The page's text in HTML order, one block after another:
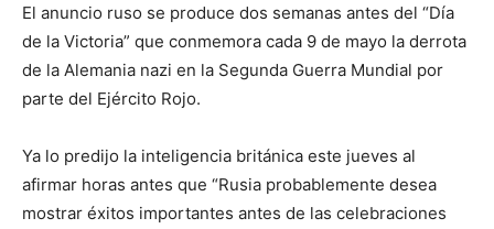
El anuncio ruso se produce dos semanas antes del “Día
de la Victoria” que conmemora cada 9 de mayo la derrota
de la Alemania nazi en la Segunda Guerra Mundial por
parte del Ejército Rojo.
Ya lo predijo la inteligencia británica este jueves al
afirmar horas antes que “Rusia probablemente desea
mostrar éxitos importantes antes de las celebraciones